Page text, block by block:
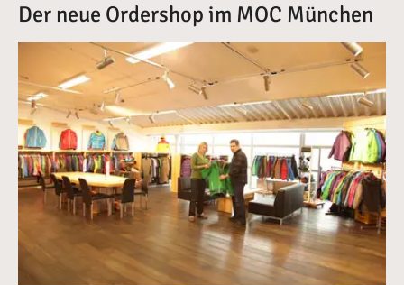
Der neue Ordershop im MOC München
Vergrößerte Version anzeigen